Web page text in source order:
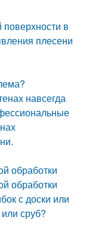
поверхности в
плесени
навсегда
обработки
обработки
с доски или
сруб?